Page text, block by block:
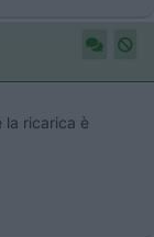
la ricarica è